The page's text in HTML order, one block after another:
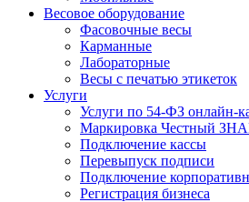
Весовое оборудование
Фасовочные весы
Карманные
Лабораторные
Весы с печатью этикеток
Услуги
Услуги по 54-ФЗ онлайн-
Маркировка Честный
Подключение кассы
Перевыпуск подписи
Подключение
Регистрация бизнеса